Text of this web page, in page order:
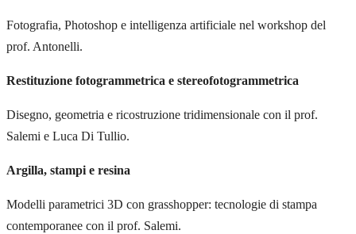
Fotografia, Photoshop e intelligenza artificiale nel workshop del
prof. Antonelli.
Restituzione fotogrammetrica e stereofotogrammetrica
Disegno, geometria e ricostruzione tridimensionale con il prof.
Salemi e Luca Di Tullio.
Argilla, stampi e resina
Modelli parametrici 3D con grasshopper: tecnologie di stampa
contemporanee con il prof. Salemi.